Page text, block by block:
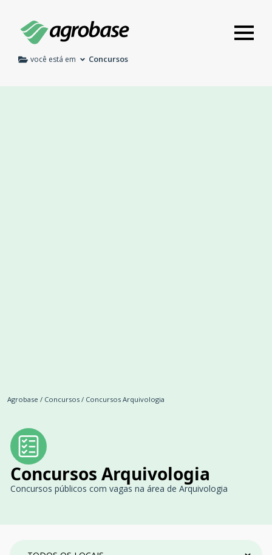
você está em Concursos
Agrobase / Concursos / Concursos Arquivologia
Concursos Arquivologia
Concursos públicos com vagas na área de Arquivologia